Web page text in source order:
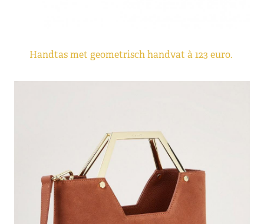
Handtas met geometrisch handvat à 123 euro.